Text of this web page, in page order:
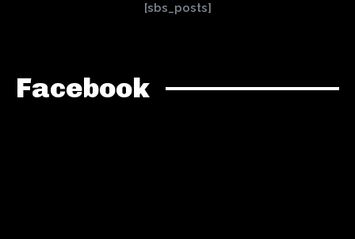
[sbs_posts]
Facebook